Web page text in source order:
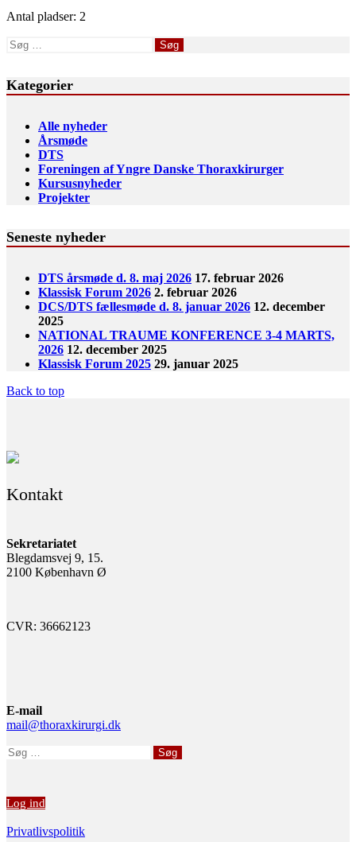
Antal pladser: 2
Søg
Kategorier
Alle nyheder
Årsmøde
DTS
Foreningen af Yngre Danske Thoraxkirurger
Kursusnyheder
Projekter
Seneste nyheder
DTS årsmøde d. 8. maj 2026 17. februar 2026
Klassisk Forum 2026 2. februar 2026
DCS/DTS fællesmøde d. 8. januar 2026 12. december
2025
NATIONAL TRAUME KONFERENCE 3-4 MARTS,
2026 12. december 2025
Klassisk Forum 2025 29. januar 2025
Back to top
Kontakt
Sekretariatet
Blegdamsvej 9, 15.
2100 København Ø
CVR: 36662123
E-mail
mail@thoraxkirurgi.dk
Søg
Log ind
Privatlivspolitik